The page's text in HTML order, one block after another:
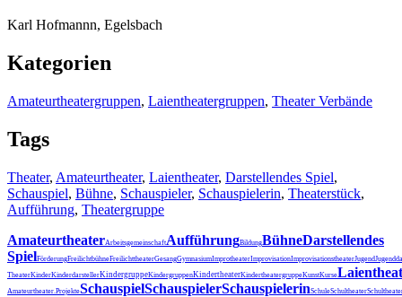
Karl Hofmannn, Egelsbach
Kategorien
Amateurtheatergruppen, Laientheatergruppen, Theater Verbände
Tags
Theater, Amateurtheater, Laientheater, Darstellendes Spiel,
Schauspiel, Bühne, Schauspieler, Schauspielerin, Theaterstück,
Aufführung, Theatergruppe
AmateurtheaterArbeitsgemeinschaftAufführungBildungBühneDarstellendes
SpielFörderungFreilichtbühneFreilichttheaterGesangGymnasiumImprotheaterImprovisationImprovisationstheaterJugend
TheaterKinderKinderdarstellerKindergruppeKindergruppenKindertheaterKindertheatergruppeKunstKurse
Amateurtheater. ProjekteSchauspielSchauspielerSchauspielerinSchuleSchultheater